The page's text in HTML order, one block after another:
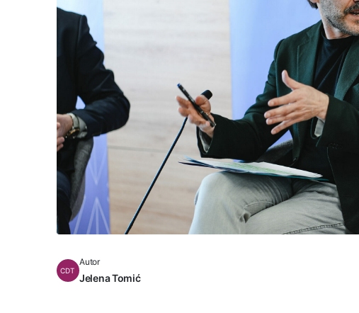
CDT
Autor
Jelena Tomić